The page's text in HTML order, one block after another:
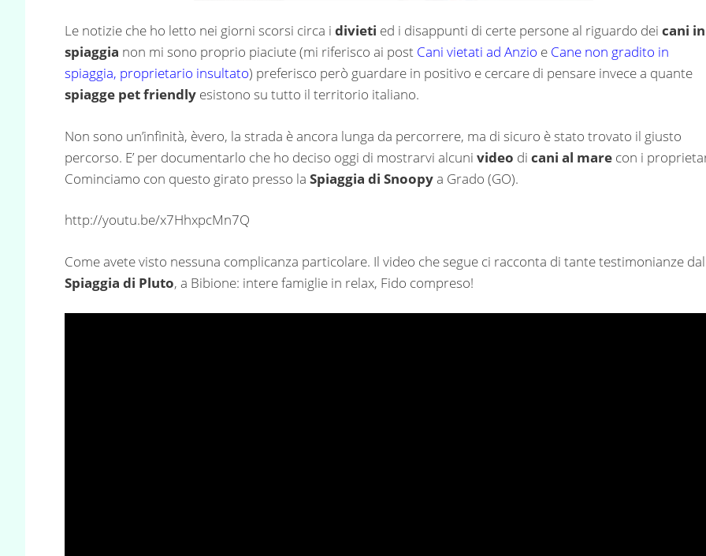
Le notizie che ho letto nei giorni scorsi circa i divieti ed i disappunti di certe persone al riguardo dei cani in
spiaggia non mi sono proprio piaciute (mi riferisco ai post Cani vietati ad Anzio e Cane non gradito in
spiaggia, proprietario insultato) preferisco però guardare in positivo e cercare di pensare invece a quante
spiagge pet friendly esistono su tutto il territorio italiano.
Non sono un’infinità, èvero, la strada è ancora lunga da percorrere, ma di sicuro è stato trovato il giusto
percorso. E’ per documentarlo che ho deciso oggi di mostrarvi alcuni video di cani al mare con i
Cominciamo con questo girato presso la Spiaggia di Snoopya Grado (GO).
http://youtu.be/x7HhxpcMn7Q
Come avete visto nessuna complicanza particolare. Il video che segue ci racconta di tante testimonianze
Spiaggia di Pluto, a Bibione: intere famiglie in relax, Fido compreso!